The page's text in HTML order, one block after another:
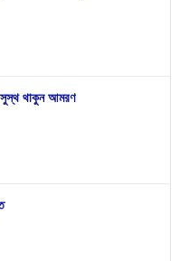
সুস্থ থাকুন আমরণ